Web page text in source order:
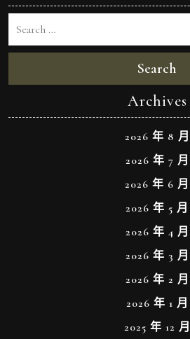
Search
Archives
2026 年 8 月
2026 年 7 月
2026 年 6 月
2026 年 5 月
2026 年 4 月
2026 年 3 月
2026 年 2 月
2026 年 1 月
2025 年 12 月